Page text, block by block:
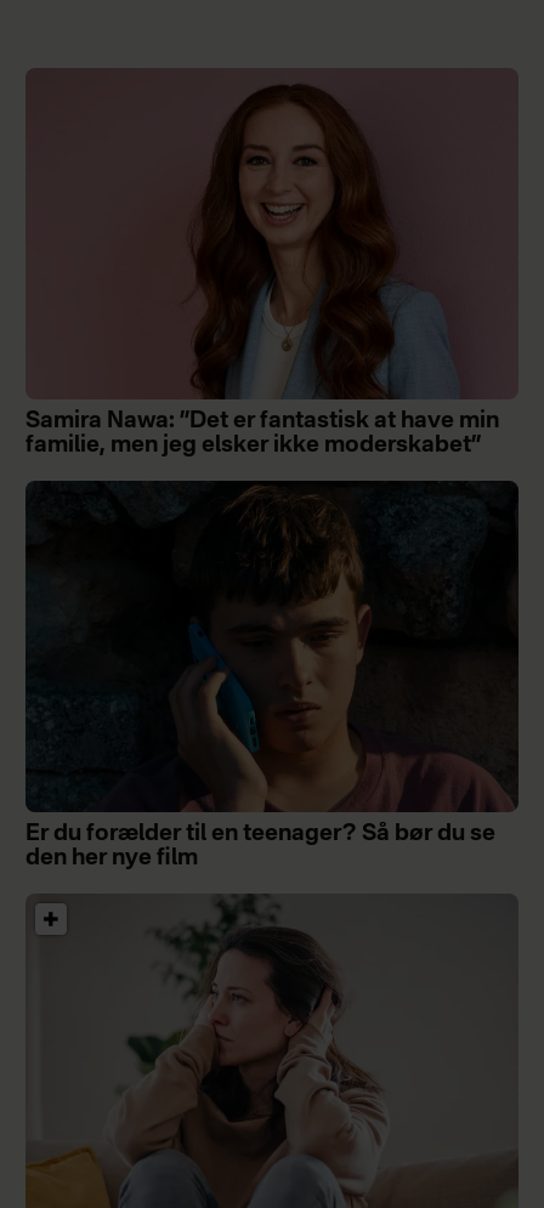
Samira Nawa: ”Det er fantastisk at have min
familie, men jeg elsker ikke moderskabet”
Er du forælder til en teenager? Så bør du se
den her nye film